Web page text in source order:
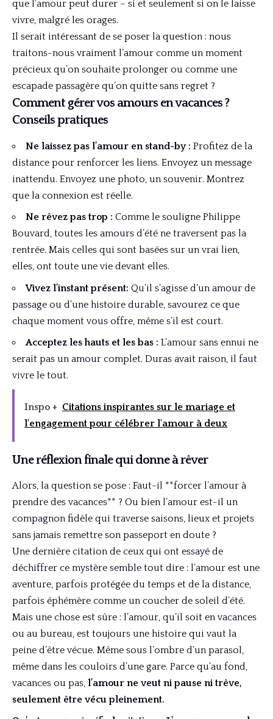
que l’amour peut durer – si et seulement si on le laisse
vivre, malgré les orages.
Il serait intéressant de se poser la question : nous
traitons-nous vraiment l’amour comme un moment
précieux qu’on souhaite prolonger ou comme une
escapade passagère qu’on quitte sans regret ?
Comment gérer vos amours en vacances ?
Conseils pratiques
Ne laissez pas l’amour en stand-by : Profitez de la
distance pour renforcer les liens. Envoyez un message
inattendu. Envoyez une photo, un souvenir. Montrez
que la connexion est réelle.
Ne rêvez pas trop : Comme le souligne Philippe
Bouvard, toutes les amours d’été ne traversent pas la
rentrée. Mais celles qui sont basées sur un vrai lien,
elles, ont toute une vie devant elles.
Vivez l’instant présent: Qu’il s’agisse d’un amour de
passage ou d’une histoire durable, savourez ce que
chaque moment vous offre, même s’il est court.
Acceptez les hauts et les bas : L’amour sans ennui ne
serait pas un amour complet. Duras avait raison, il faut
vivre le tout.
Inspo + Citations inspirantes sur le mariage et
l'engagement pour célébrer l'amour à deux
Une réflexion finale qui donne à rêver
Alors, la question se pose : Faut-il **forcer l’amour à
prendre des vacances** ? Ou bien l’amour est-il un
compagnon fidèle qui traverse saisons, lieux et projets
sans jamais remettre son passeport en doute ?
Une dernière citation de ceux qui ont essayé de
déchiffrer ce mystère semble tout dire : l’amour est une
aventure, parfois protégée du temps et de la distance,
parfois éphémère comme un coucher de soleil d’été.
Mais une chose est sûre : l’amour, qu’il soit en vacances
ou au bureau, est toujours une histoire qui vaut la
peine d’être vécue. Même sous l’ombre d’un parasol,
même dans les couloirs d’une gare. Parce qu’au fond,
vacances ou pas, l’amour ne veut ni pause ni trêve,
seulement être vécu pleinement.